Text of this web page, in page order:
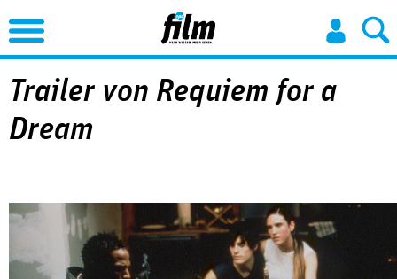
Jump to Navigation
Trailer von Requiem for a
Dream